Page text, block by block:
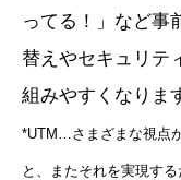
ってる！」など事
替えやセキュリテ
組みやすくなりま
*UTM…さまざまな視点
と、またそれを実現す